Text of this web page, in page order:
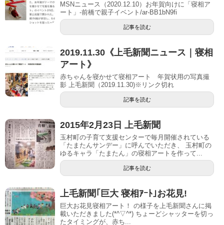
MSNニュース（2020.12.10）お年賀向けに「寝相ア
ート」-前橋で親子イベント/ar-BB1bN9fi
記事を読む
2019.11.30《上毛新聞ニュース｜寝相
アート》
赤ちゃんを寝かせて寝相アート 年賀状用の写真撮
影 上毛新聞（2019.11.30)※リンク切れ
記事を読む
2015年2月23日 上毛新聞
玉村町の子育て支援センターで毎月開催されている
「たまたんサンデー」に呼んでいただき、 玉村町の
ゆるキャラ「たまたん」の寝相アートを作って...
記事を読む
上毛新聞｢巨大 寝相ｱｰﾄ｣お花見!
巨大お花見寝相アート！ の様子を上毛新聞さんに掲
載いただきました(*^▽^*) ちょーどシャッターを切っ
たタイミングが、赤ち...